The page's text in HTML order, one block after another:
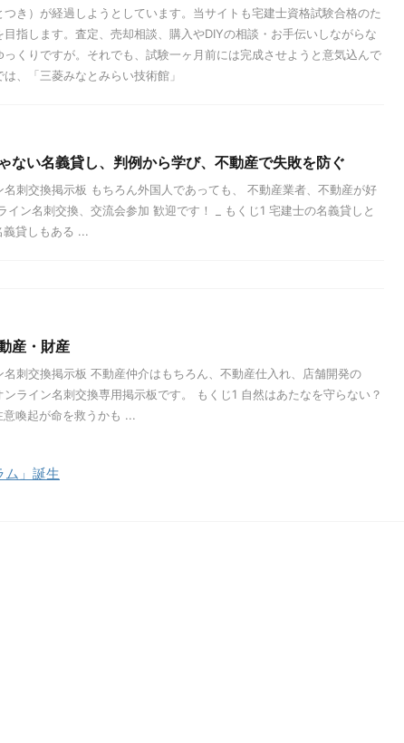
つき）が経過しようとしています。当サイトも宅建士資格試験合格のた
指します。査定、売却相談、購入やDIYの相談・お手伝いしながらな
っくりですが。それでも、試験一ヶ月前には完成させようと意気込んで
、「三菱みなとみらい技術館」
ない名義貸し、判例から学び、不動産で失敗を防ぐ
名刺交換掲示板 もちろん外国人であっても、 不動産業者、不動産が好
イン名刺交換、交流会参加 歓迎です！ _ もくじ1 宅建士の名義貸しと
貸しもある ...
産・財産
名刺交換掲示板 不動産仲介はもちろん、不動産仕入れ、店舗開発の
ライン名刺交換専用掲示板です。 もくじ1 自然はあたなを守らない？
喚起が命を救うかも ...
ム」誕生